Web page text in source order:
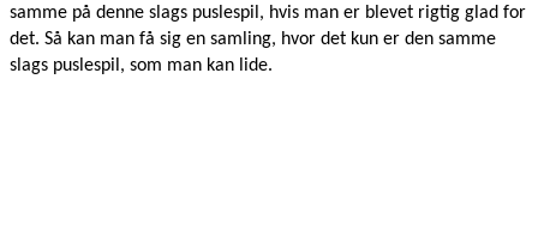
samme på denne slags puslespil, hvis man er blevet rigtig glad for
det. Så kan man få sig en samling, hvor det kun er den samme
slags puslespil, som man kan lide.